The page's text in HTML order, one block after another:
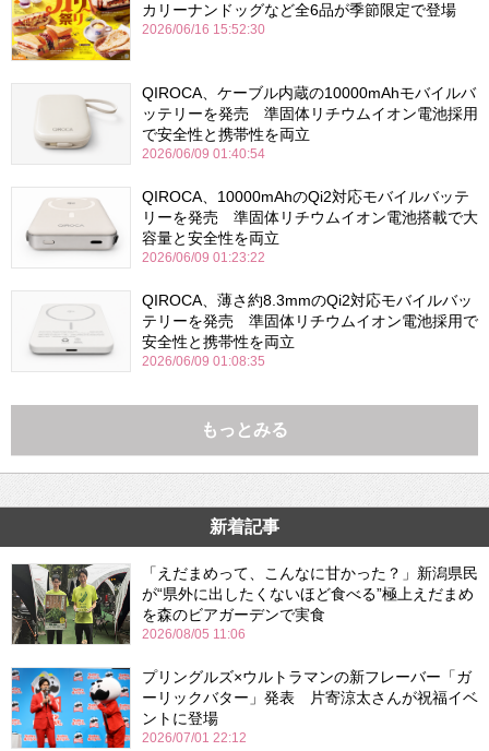
カリーナンドッグなど全6品が季節限定で登場
2026/06/16 15:52:30
QIROCA、ケーブル内蔵の10000mAhモバイルバ
ッテリーを発売 準固体リチウムイオン電池採用
で安全性と携帯性を両立
2026/06/09 01:40:54
QIROCA、10000mAhのQi2対応モバイルバッテ
リーを発売 準固体リチウムイオン電池搭載で大
容量と安全性を両立
2026/06/09 01:23:22
QIROCA、薄さ約8.3mmのQi2対応モバイルバッ
テリーを発売 準固体リチウムイオン電池採用で
安全性と携帯性を両立
2026/06/09 01:08:35
もっとみる
新着記事
「えだまめって、こんなに甘かった？」新潟県民
が“県外に出したくないほど食べる”極上えだまめ
を森のビアガーデンで実食
2026/08/05 11:06
プリングルズ×ウルトラマンの新フレーバー「ガ
ーリックバター」発表 片寄涼太さんが祝福イベ
ントに登場
2026/07/01 22:12